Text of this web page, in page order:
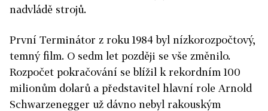
nadvládě strojů.
První Terminátor z roku 1984 byl nízkorozpočtový,
temný film. O sedm let později se vše změnilo.
Rozpočet pokračování se blížil k rekordním 100
milionům dolarů a představitel hlavní role Arnold
Schwarzenegger už dávno nebyl rakouským